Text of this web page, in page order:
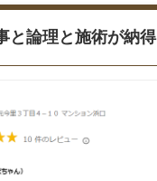
と論理と施術が納得